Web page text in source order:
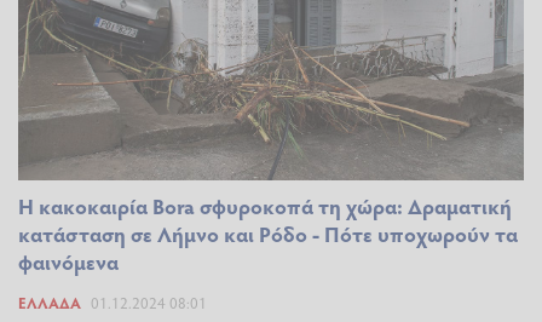
Η κακοκαιρία Bora σφυροκοπά τη χώρα: Δραματική
κατάσταση σε Λήμνο και Ρόδο - Πότε υποχωρούν τα
φαινόμενα
ΕΛΛΆΔΑ 01.12.2024 08:01